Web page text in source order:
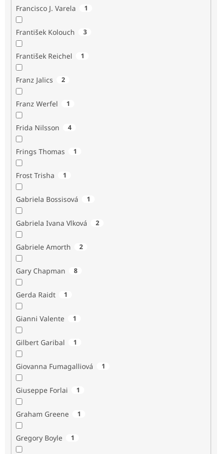
Francisco J. Varela 1
František Kolouch 3
František Reichel 1
Franz Jalics 2
Franz Werfel 1
Frida Nilsson 4
Frings Thomas 1
Frost Trisha 1
Gabriela Bossisová 1
Gabriela Ivana Vlková 2
Gabriele Amorth 2
Gary Chapman 8
Gerda Raidt 1
Gianni Valente 1
Gilbert Garibal 1
Giovanna Fumagalliová 1
Giuseppe Forlai 1
Graham Greene 1
Gregory Boyle 1